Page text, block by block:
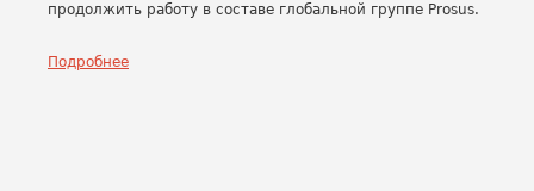
продолжить работу в составе глобальной группе Prosus.
Подробнее